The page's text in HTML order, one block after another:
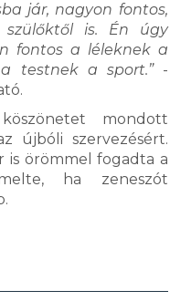
jár, nagyon fontos,
is. Én úgy
fontos a léleknek a
testnek a sport.”-
mondott
újbóli szervezésért.
is örömmel fogadta a
ha zeneszót